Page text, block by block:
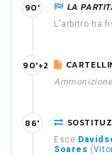
LA
L'arbitro ha
90'
Ammonizione
90'+2
Esce
Soares (
86'